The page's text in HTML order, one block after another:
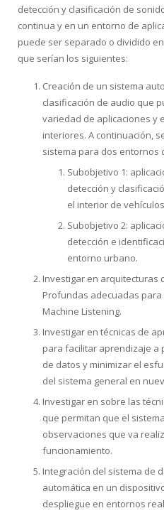
detección y clasificación de
continua y en un entorno de
puede ser separado o dividido
que serían los siguientes:
Creación de un sistema
clasificación de audio que
variedad de aplicaciones y
interiores. A continuación,
sistema para dos entornos
Subobjetivo 1:
detección y
el interior de
Subobjetivo 2:
detección e
entorno urbano.
Investigar en arquitecturas
Profundas adecuadas
Machine Listening.
Investigar en técnicas de
para facilitar aprendizaje a
de datos y minimizar el
del sistema general en
Investigar en sobre las
que permitan que el
observaciones que va
funcionamiento.
Integración del sistema de
automática en un
despliegue en entornos